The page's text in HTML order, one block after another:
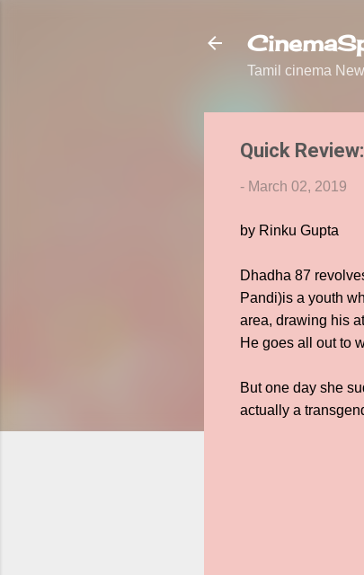
Tamil cinema
Quick
- March 02, 2019
by Rinku Gupta
Dhadha 87
Pandi)is a youth
area, drawing his
He goes all out to
But one day she
actually a